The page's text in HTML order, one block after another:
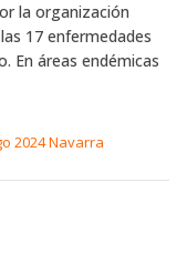
la organización
17 enfermedades
En áreas endémicas
2024 Navarra